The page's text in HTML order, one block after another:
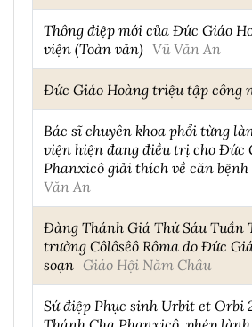
Thông điệp mới của Đức Giáo
viện (Toàn văn) Vũ Văn An
Đức Giáo Hoàng triệu tập công
Bác sĩ chuyên khoa phổi từng
viện hiện đang điều trị cho Đức
Phanxicô giải thích về căn
Văn An
Đàng Thánh Giá Thứ Sáu Tuần
trường Côlôsêô Rôma do Đức
soạn Giáo Hội Năm Châu
Sứ điệp Phục sinh Urbit et Orbi